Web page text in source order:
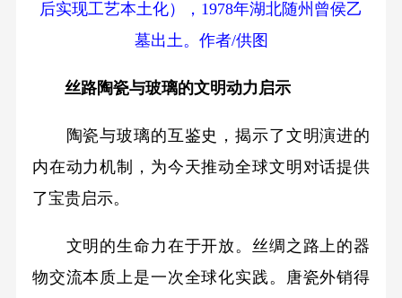
后实现工艺本土化），1978年湖北随州曾侯乙
墓出土。作者/供图
丝路陶瓷与玻璃的文明动力启示
陶瓷与玻璃的互鉴史，揭示了文明演进的
内在动力机制，为今天推动全球文明对话提供
了宝贵启示。
文明的生命力在于开放。丝绸之路上的器
物交流本质上是一次全球化实践。唐瓷外销得